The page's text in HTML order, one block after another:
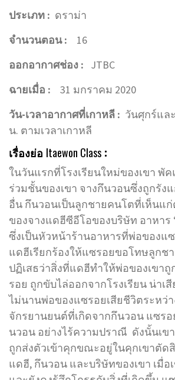
ประเภท : ดราม่า
จำนวนตอน :
16
ออกอากาศช่อง :
JTBC
ฉายเมื่อ :
31 มกราคม 2020
วัน-เวลาอากาศที่เกาหลี : วันศุกร์และ
น. ตามเวลาเกาหลี
เรื่องย่อ Itaewon Class :
ในวันแรกที่โรงเรียนใหม่ของเขา พั
ร่วมชั้นของเขา จางกึนวอนซึ่งถูกรัง
อื่น กึนวอนเป็นลูกชายคนโตที่เห็นแ
ของจางแดฮีซีอีโอของบริษัท อาหาร
ซึ่งเป็นหัวหน้าร้านอาหารที่พ่อของแ
แดฮีเรียกร้องให้แซรอยขอโทษลูกช
ปฏิเสธว่าสิ่งที่แดฮีทำให้พ่อของเขา
รอย ถูกขับไล่ออกจากโรงเรียน น่าเ
ไม่นานพ่อของแซรอยเสียชีวิตระหว่
จักรยานยนต์ที่เกิดจากกึนวอน แซร
นวอน อย่างไร้ความปราณี ดังนั้นเข
ถูกส่งตัวเข้าคุกขณะอยู่ในคุกเขาตัด
แดฮี, กึนวอน และบริษัทของเขา เมื่อ